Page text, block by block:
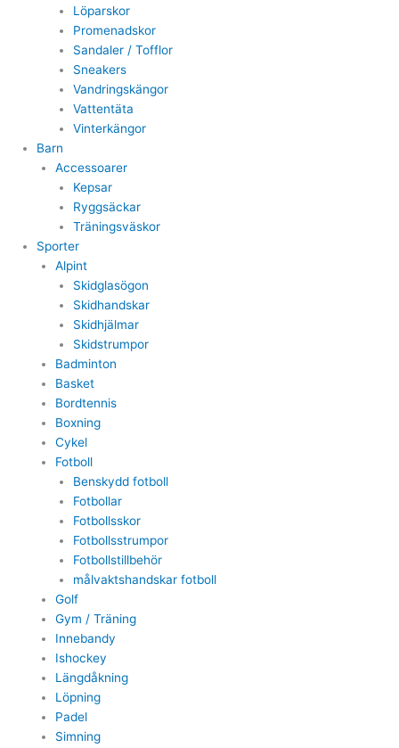
Löparskor
Promenadskor
Sandaler / Tofflor
Sneakers
Vandringskängor
Vattentäta
Vinterkängor
Barn
Accessoarer
Kepsar
Ryggsäckar
Träningsväskor
Sporter
Alpint
Skidglasögon
Skidhandskar
Skidhjälmar
Skidstrumpor
Badminton
Basket
Bordtennis
Boxning
Cykel
Fotboll
Benskydd fotboll
Fotbollar
Fotbollsskor
Fotbollsstrumpor
Fotbollstillbehör
målvaktshandskar fotboll
Golf
Gym / Träning
Innebandy
Ishockey
Längdåkning
Löpning
Padel
Simning